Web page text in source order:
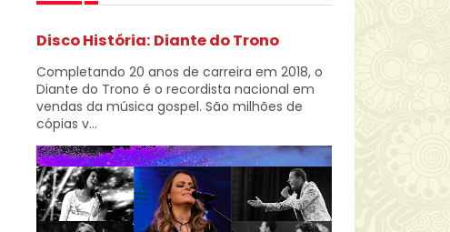
Disco História: Diante do Trono
Completando 20 anos de carreira em 2018, o
Diante do Trono é o recordista nacional em
vendas da música gospel. São milhões de
cópias v...